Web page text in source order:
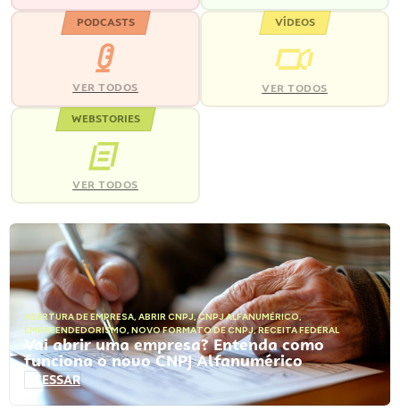
PODCASTS
VER TODOS
VÍDEOS
VER TODOS
WEBSTORIES
VER TODOS
ABERTURA DE EMPRESA, ABRIR CNPJ,CNPJ ALFANUMÉRICO,
EMPREENDEDORISMO, NOVO FORMATO DE CNPJ,RECEITA FEDERAL
Vai abrir uma empresa? Entenda como
funciona o novo CNPJ Alfanumérico
ACESSAR